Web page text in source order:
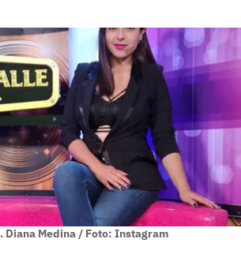
Diana Medina / Foto: Instagram